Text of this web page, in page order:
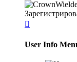

User Info